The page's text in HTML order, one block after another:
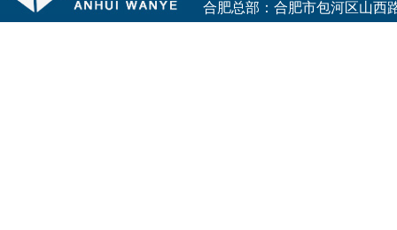
合肥总部：合肥市包河区山西